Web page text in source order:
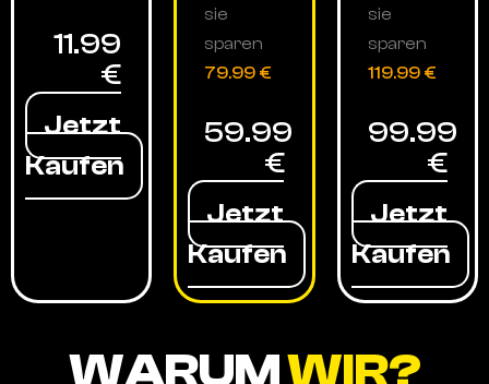
11.99
€
Jetzt
Kaufen
sie
sparen
79.99 €
59.99
€
Jetzt
Kaufen
sie
sparen
119.99 €
99.99
€
Jetzt
Kaufen
WARUMWIR?